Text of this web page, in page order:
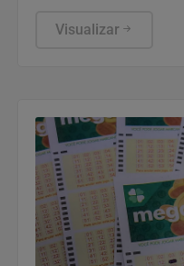
Visualizar